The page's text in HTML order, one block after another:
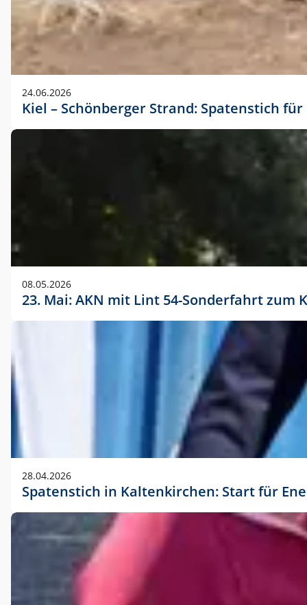
24.06.2026
Kiel – Schönberger Strand: Spatenstich
08.05.2026
23. Mai: AKN mit Lint 54-Sonderfahrt
28.04.2026
Spatenstich in Kaltenkirchen: Start für